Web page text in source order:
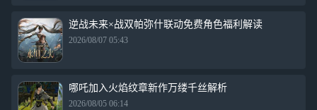
逆战未来×战双帕弥什联动免费角色福利解读
2026/08/07 05:43
哪吒加入火焰纹章新作万缕千丝解析
2026/08/05 06:14